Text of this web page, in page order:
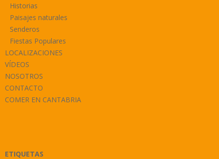
Historias
Paisajes naturales
Senderos
Fiestas Populares
LOCALIZACIONES
VÍDEOS
NOSOTROS
CONTACTO
COMER EN CANTABRIA
ETIQUETAS